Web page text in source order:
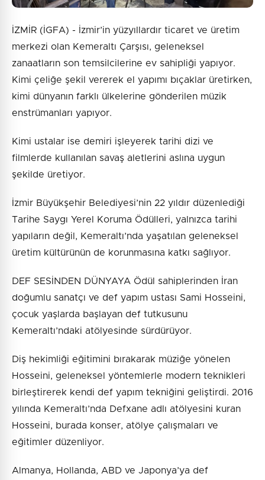
İZMİR (İGFA) - İzmir’in yüzyıllardır ticaret ve üretim
merkezi olan Kemeraltı Çarşısı, geleneksel
zanaatların son temsilcilerine ev sahipliği yapıyor.
Kimi çeliğe şekil vererek el yapımı bıçaklar üretirken,
kimi dünyanın farklı ülkelerine gönderilen müzik
enstrümanları yapıyor.
Kimi ustalar ise demiri işleyerek tarihi dizi ve
filmlerde kullanılan savaş aletlerini aslına uygun
şekilde üretiyor.
İzmir Büyükşehir Belediyesi’nin 22 yıldır düzenlediği
Tarihe Saygı Yerel Koruma Ödülleri, yalnızca tarihi
yapıların değil, Kemeraltı’nda yaşatılan geleneksel
üretim kültürünün de korunmasına katkı sağlıyor.
DEF SESİNDEN DÜNYAYA Ödül sahiplerinden İran
doğumlu sanatçı ve def yapım ustası Sami Hosseini,
çocuk yaşlarda başlayan def tutkusunu
Kemeraltı’ndaki atölyesinde sürdürüyor.
Diş hekimliği eğitimini bırakarak müziğe yönelen
Hosseini, geleneksel yöntemlerle modern teknikleri
birleştirerek kendi def yapım tekniğini geliştirdi. 2016
yılında Kemeraltı’nda Defxane adlı atölyesini kuran
Hosseini, burada konser, atölye çalışmaları ve
eğitimler düzenliyor.
Almanya, Hollanda, ABD ve Japonya’ya def